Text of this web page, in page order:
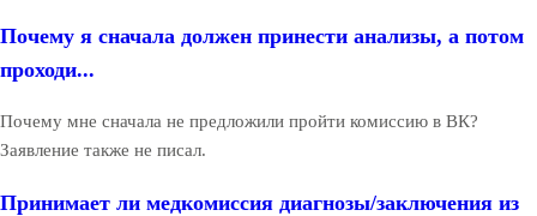
Почему я сначала должен принести анализы, а потом
проходи...
Почему мне сначала не предложили пройти комиссию в ВК?
Заявление также не писал.
Принимает ли медкомиссия диагнозы/заключения из